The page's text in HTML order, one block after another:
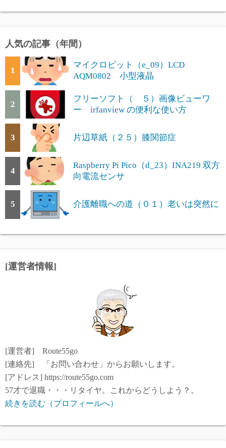
人気の記事（年間）
1
マイクロビット（e_09）LCD
AQM0802 小型液晶
2
フリーソフト（ ５）画像ビューワ
ー irfanview の便利な使い方
3 片辺草紙（２５）膝関節症
4
Raspberry Pi Pico（d_23）INA219 双方
向電流センサ
5 介護離職への道（０１）老いは突然に
[運営者情報]
[運営者] Route55go
[連絡先] 「お問い合わせ」からお願いします。
[アドレス] https://route55go.com
57才で退職・・・リタイヤ。これからどうしよう？。
続きを読む（プロフィールへ）